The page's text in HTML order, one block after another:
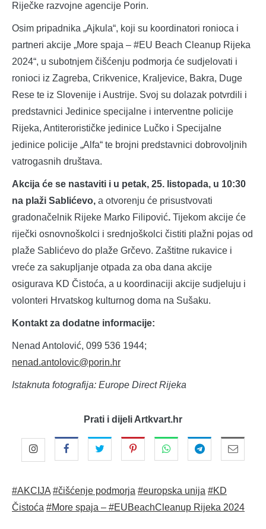
Riječke razvojne agencije Porin.
Osim pripadnika „Ajkula“, koji su koordinatori ronioca i
partneri akcije „More spaja – #EU Beach Cleanup Rijeka
2024“, u subotnjem čišćenju podmorja će sudjelovati i
ronioci iz Zagreba, Crikvenice, Kraljevice, Bakra, Duge
Rese te iz Slovenije i Austrije. Svoj su dolazak potvrdili i
predstavnici Jedinice specijalne i interventne policije
Rijeka, Antiterorističke jedinice Lučko i Specijalne
jedinice policije „Alfa“ te brojni predstavnici dobrovoljnih
vatrogasnih društava.
Akcija će se nastaviti i u petak, 25. listopada, u 10:30
na plaži Sablićevo, a otvorenju će prisustvovati
gradonačelnik Rijeke Marko Filipović. Tijekom akcije će
riječki osnovnoškolci i srednjoškolci čistiti plažni pojas od
plaže Sablićevo do plaže Grčevo. Zaštitne rukavice i
vreće za sakupljanje otpada za oba dana akcije
osigurava KD Čistoća, a u koordinaciji akcije sudjeluju i
volonteri Hrvatskog kulturnog doma na Sušaku.
Kontakt za dodatne informacije:
Nenad Antolović, 099 536 1944;
nenad.antolovic@porin.hr
Istaknuta fotografija: Europe Direct Rijeka
Prati i dijeli Artkvart.hr
#AKCIJA #čišćenje podmorja #europska unija #KD
Čistoća #More spaja – #EUBeachCleanup Rijeka 2024